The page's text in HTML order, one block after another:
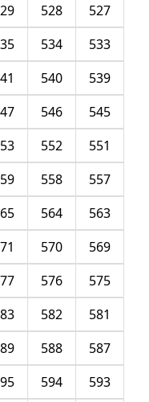
527
528
533
534
539
540
545
546
551
552
557
558
563
564
569
570
575
576
581
582
587
588
593
594